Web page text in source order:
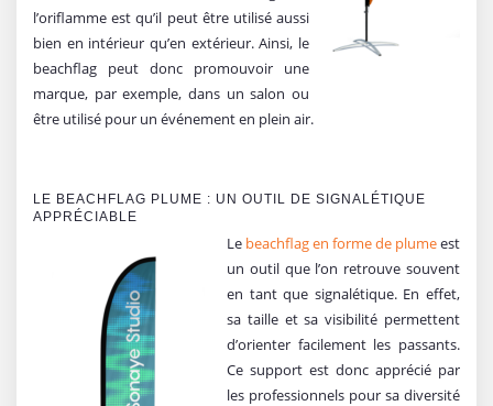
l’oriflamme est qu’il peut être utilisé aussi
bien en intérieur qu’en extérieur. Ainsi, le
beachflag peut donc promouvoir une
marque, par exemple, dans un salon ou
être utilisé pour un événement en plein air.
LE BEACHFLAG PLUME : UN OUTIL DE SIGNALÉTIQUE
APPRÉCIABLE
Le beachflag en forme de plumeest
un outil que l’on retrouve souvent
en tant que signalétique. En effet,
sa taille et sa visibilité permettent
d’orienter facilement les passants.
Ce support est donc apprécié par
les professionnels pour sa diversité